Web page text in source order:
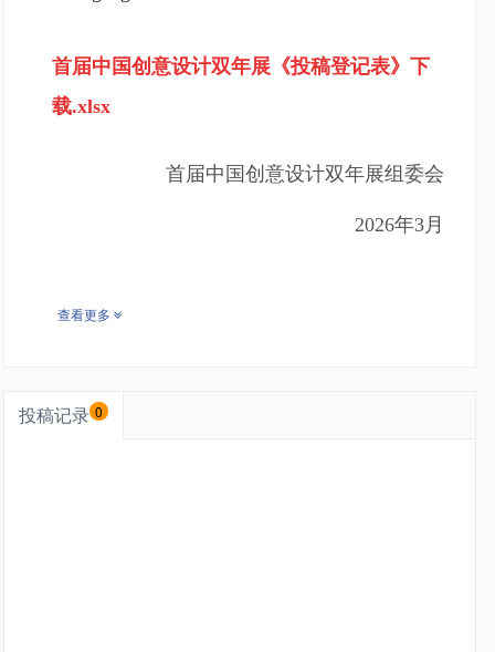
首届中国创意设计双年展《投稿登记表》下
载.xlsx
首届中国创意设计双年展组委会
2026年3月
查看更多
投稿记录 0